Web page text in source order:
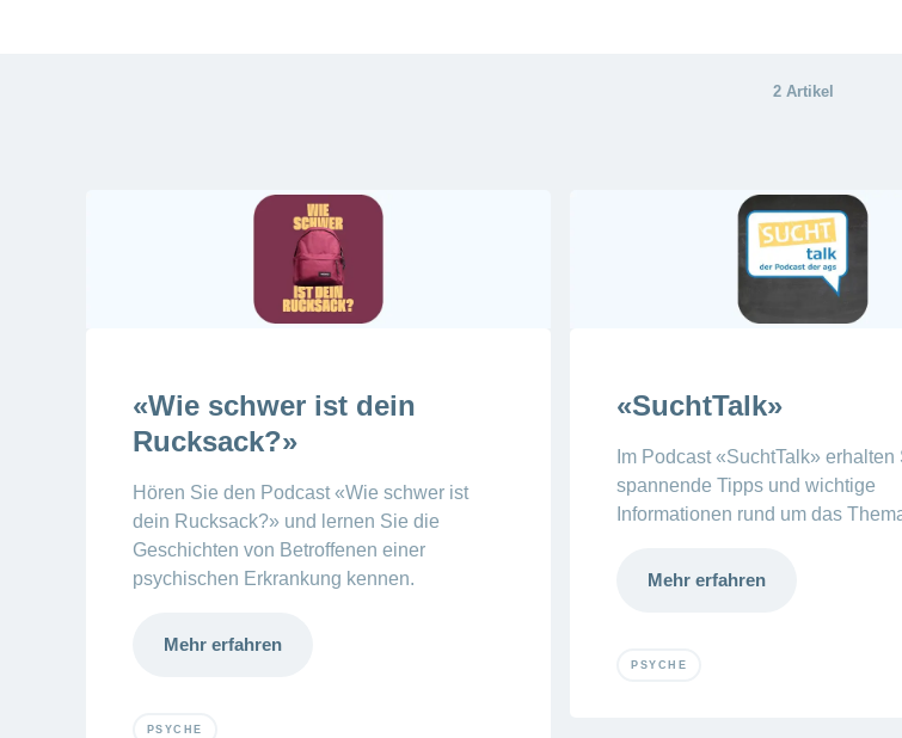
2 Artikel
«Wie schwer ist dein
Rucksack?»
Hören Sie den Podcast «Wie schwer ist
dein Rucksack?» und lernen Sie die
Geschichten von Betroffenen einer
psychischen Erkrankung kennen.
Mehr erfahren
PSYCHE
«SuchtTalk»
Im Podcast «SuchtTalk» erhalten
spannende Tipps und wichtige
Informationen rund um das
Mehr erfahren
PSYCHE